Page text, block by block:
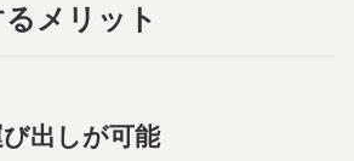
メリット
出しが可能